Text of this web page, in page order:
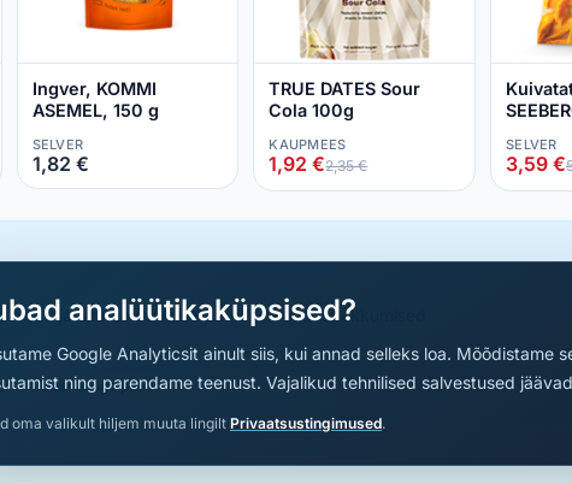
Ingver, KOMMI
ASEMEL, 150 g
SELVER
1,82 €
TRUE DATES Sour
Cola 100g
KAUPMEES
1,92 €2,35 €
SELVER
3,59 €
ja aitame sul leida parimad sooduspakkumised
Uueneb iga päev
analüütikaküpsised?
Google Analyticsit ainult siis, kui annad selleks loa. Mõõdistame
ning parendame teenust. Vajalikud tehnilised salvestused
oma valikult hiljem muuta lingilt Privaatsustingimused.